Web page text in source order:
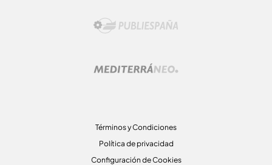
Términos y Condiciones
Política de privacidad
Configuración de Cookies